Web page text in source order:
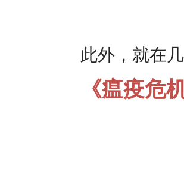
此外，就在
《瘟疫危